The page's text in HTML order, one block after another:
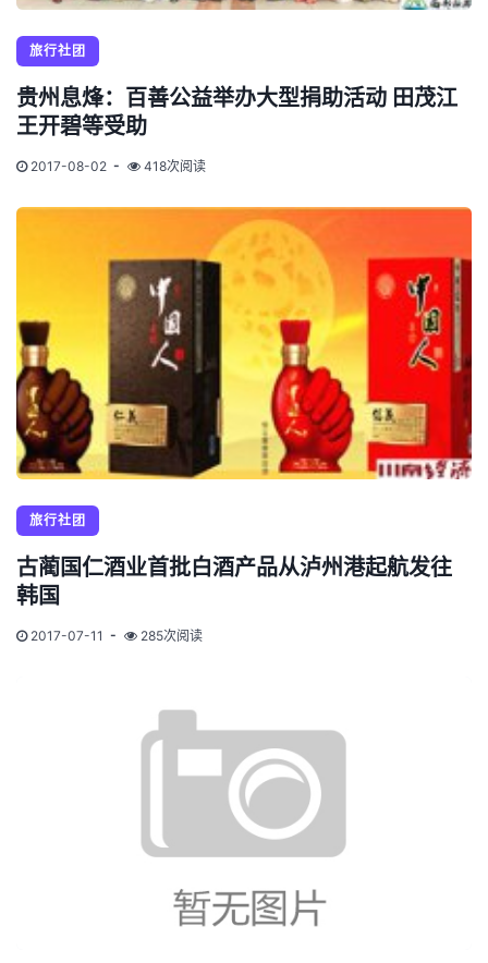
旅行社团
贵州息烽：百善公益举办大型捐助活动 田茂江
王开碧等受助
2017-08-02 418次阅读
旅行社团
古蔺国仁酒业首批白酒产品从泸州港起航发往
韩国
2017-07-11 285次阅读